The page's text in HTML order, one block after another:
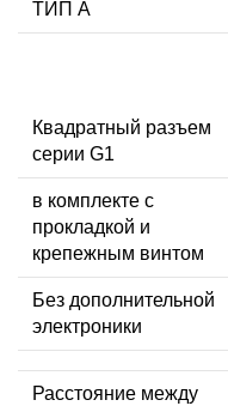
ТИП А
Квадратный разъем
серии G1
в комплекте с
прокладкой и
крепежным винтом
Без дополнительной
электроники
Расстояние между